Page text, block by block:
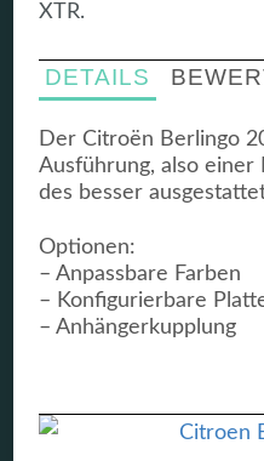
XTR.
DETAILS
Der Citroën Berlingo
Ausführung, also
des besser
Optionen:
– Anpassbare Farben
– Konfigurierbare
– Anhängerkupplung